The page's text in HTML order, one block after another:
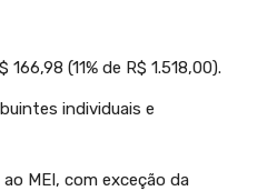
166,98 (11% de R$ 1.518,00).
individuais e
MEI, com exceção da